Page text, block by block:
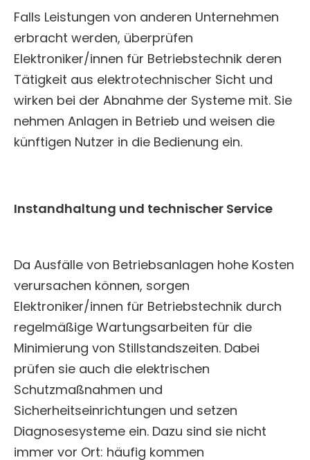
Falls Leistungen von anderen Unternehmen
erbracht werden, überprüfen
Elektroniker/innen für Betriebstechnik deren
Tätigkeit aus elektrotechnischer Sicht und
wirken bei der Abnahme der Systeme mit. Sie
nehmen Anlagen in Betrieb und weisen die
künftigen Nutzer in die Bedienung ein.
Instandhaltung und technischer Service
Da Ausfälle von Betriebsanlagen hohe Kosten
verursachen können, sorgen
Elektroniker/innen für Betriebstechnik durch
regelmäßige Wartungsarbeiten für die
Minimierung von Stillstandszeiten. Dabei
prüfen sie auch die elektrischen
Schutzmaßnahmen und
Sicherheitseinrichtungen und setzen
Diagnosesysteme ein. Dazu sind sie nicht
immer vor Ort: häufig kommen